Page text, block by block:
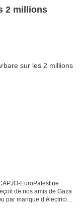
2 millions
EuroPalestine
de nos amis de Gaza
par manque d’électricité,